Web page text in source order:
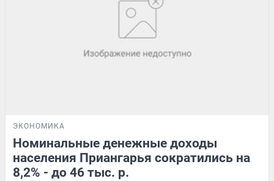
ЭКОНОМИКА
Номинальные денежные доходы
населения Приангарья сократились на
8,2% - до 46 тыс. р.